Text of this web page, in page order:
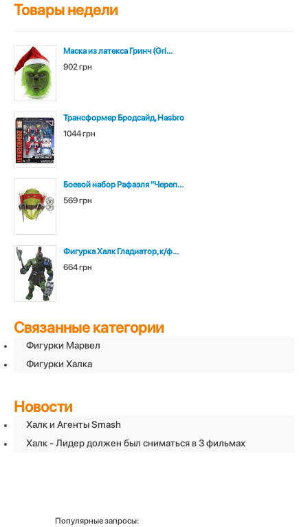
Товары недели
Маска из латекса Гринч (Gri...
902 грн
Трансформер Бродсайд, Hasbro
1044 грн
Боевой набор Рафаэля "Череп...
569 грн
Фигурка Халк Гладиатор, к/ф...
664 грн
Связанные категории
Фигурки Марвел
Фигурки Халка
Новости
Халк и Агенты Smash
Халк - Лидер должен был сниматься в 3 фильмах
Популярные запросы: